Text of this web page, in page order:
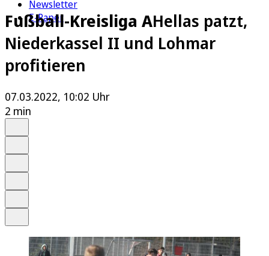
Newsletter
E-Paper
Fußball-Kreisliga AHellas patzt,
Niederkassel II und Lohmar
profitieren
07.03.2022, 10:02 Uhr
2 min